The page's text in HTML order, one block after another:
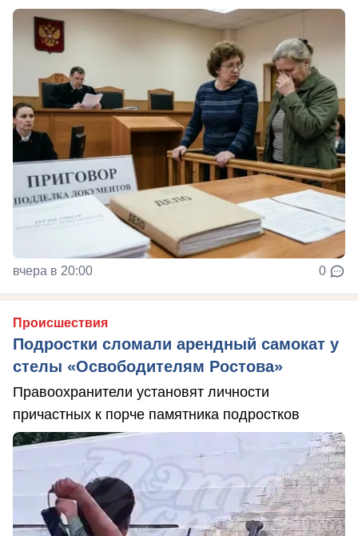
вчера в 20:00 0
Происшествия
Подростки сломали арендный самокат у
стелы «Освободителям Ростова»
Правоохранители установят личности
причастных к порче памятника подростков